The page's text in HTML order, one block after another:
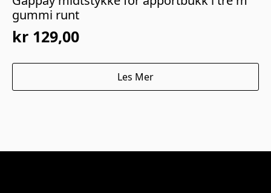
gummi runt
kr 129,00
Les Mer